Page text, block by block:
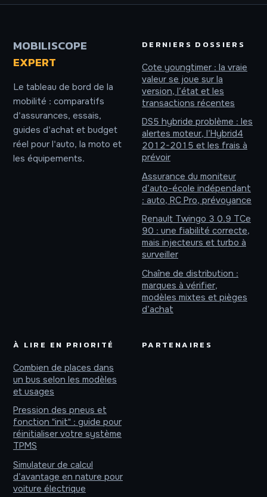
MOBILISCOPE
EXPERT
Le tableau de bord de la
mobilité : comparatifs
d'assurances, essais,
guides d'achat et budget
réel pour l'auto, la moto et
les équipements.
DERNIERS DOSSIERS
Cote youngtimer : la vraie
valeur se joue sur la
version, l’état et les
transactions récentes
DS5 hybride problème : les
alertes moteur, l’Hybrid4
2012-2015 et les frais à
prévoir
Assurance du moniteur
d’auto-école indépendant
: auto, RC Pro, prévoyance
Renault Twingo 3 0.9 TCe
90 : une fiabilité correcte,
mais injecteurs et turbo à
surveiller
Chaîne de distribution :
marques à vérifier,
modèles mixtes et pièges
d’achat
À LIRE EN PRIORITÉ
Combien de places dans
un bus selon les modèles
et usages
Pression des pneus et
fonction "init" : guide pour
réinitialiser votre système
TPMS
Simulateur de calcul
d’avantage en nature pour
voiture électrique
PARTENAIRES